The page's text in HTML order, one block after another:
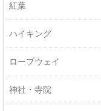
紅葉
ハイキング
ロープウェイ
神社・寺院